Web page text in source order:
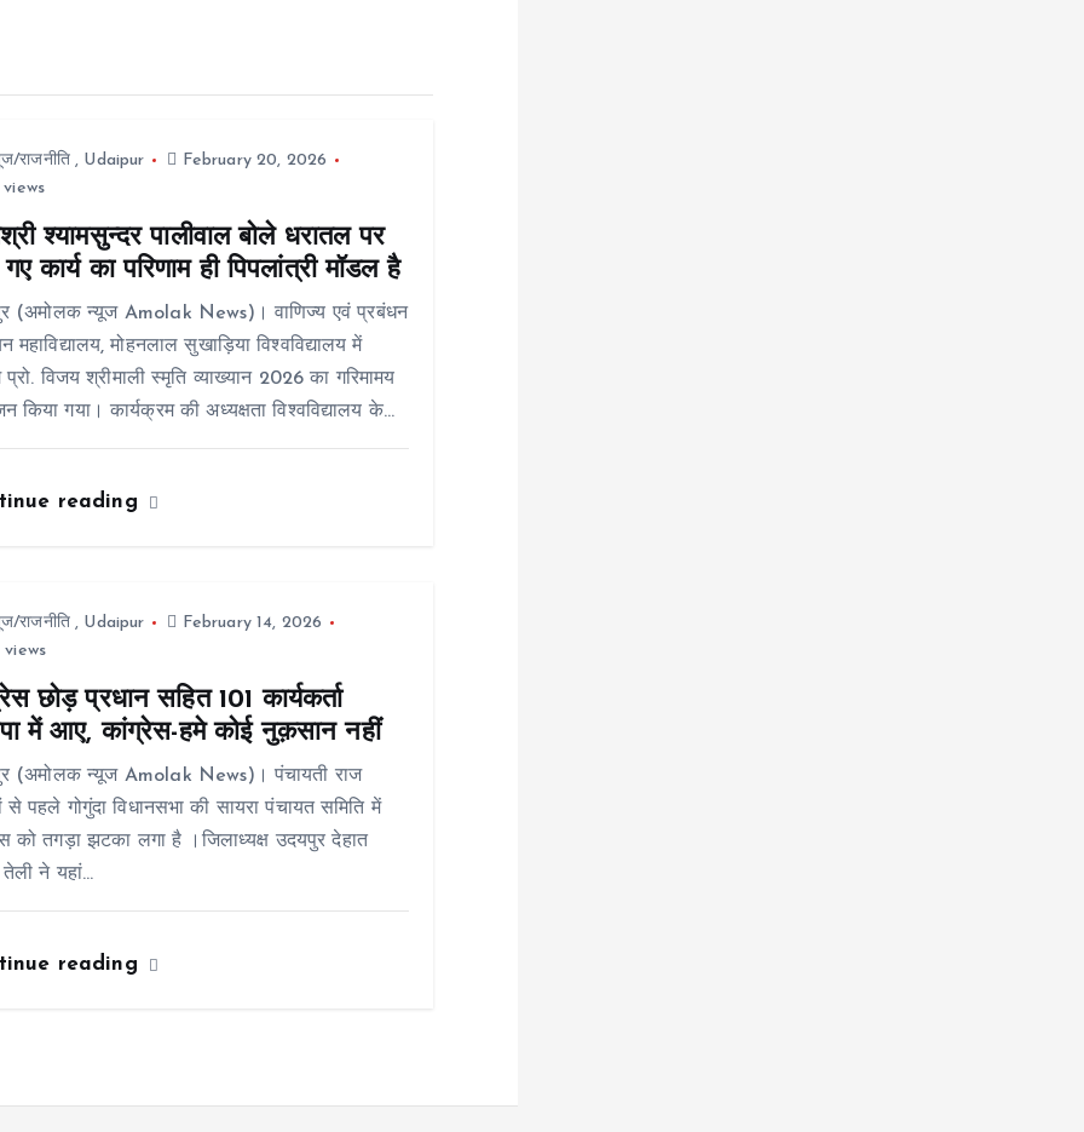
राजनीति, Udaipur
February 20, 2026
views
श्यामसुन्दर पालीवाल बोले धरातल पर
कार्य का परिणाम ही पिपलांत्री मॉडल है
(अमोलक न्यूज Amolak News)। वाणिज्य एवं प्रबंधन
महाविद्यालय, मोहनलाल सुखाड़िया विश्वविद्यालय में
विजय श्रीमाली स्मृति व्याख्यान 2026 का गरिमामय
किया गया। कार्यक्रम की अध्यक्षता विश्वविद्यालय के…
reading
राजनीति, Udaipur
February 14, 2026
views
छोड़ प्रधान सहित 101 कार्यकर्ता
में आए, कांग्रेस-हमे कोई नुक़सान नहीं
(अमोलक न्यूज Amolak News)। पंचायती राज
से पहले गोगुंदा विधानसभा की सायरा पंचायत समिति में
को तगड़ा झटका लगा है ।जिलाध्यक्ष उदयपुर देहात
तेली ने यहां…
reading